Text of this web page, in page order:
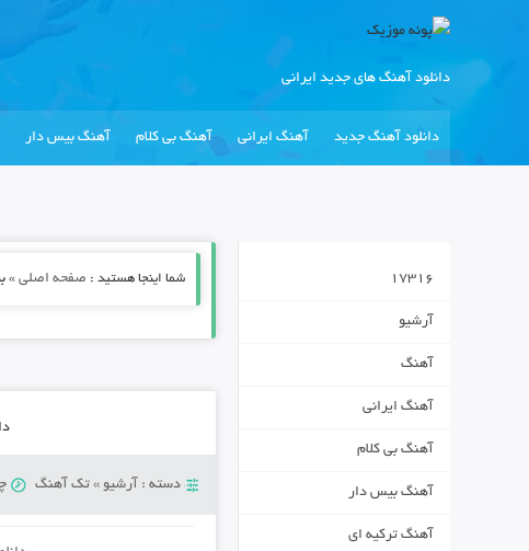
دانلود آهنگ های جدید ایرانی
دانلود آهنگ جدید آهنگ ایرانی آهنگ بی کلام آهنگ بیس دار
شما اینجا هستید : صفحه اصلی»
دسته : آرشیو » تک آهنگ
17316
آرشیو
آهنگ
آهنگ ایرانی
آهنگ بی کلام
آهنگ بیس دار
آهنگ ترکیه ای